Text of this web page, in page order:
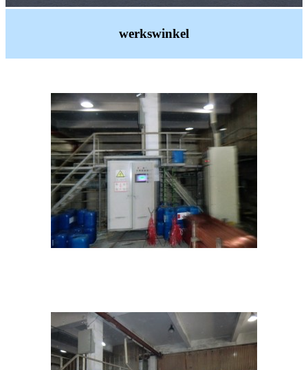
werkswinkel